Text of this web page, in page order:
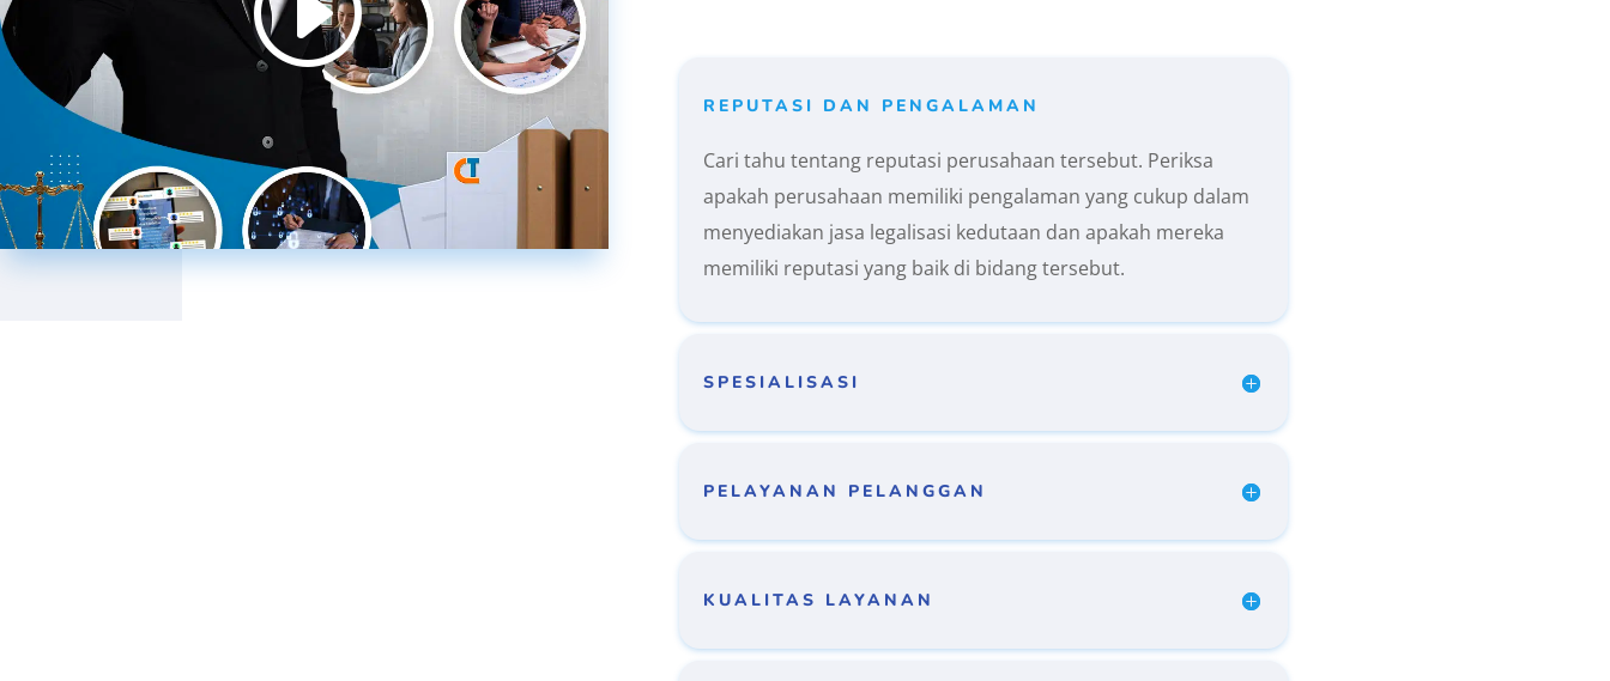
REPUTASI DAN PENGALAMAN
Cari tahu tentang reputasi perusahaan tersebut. Periksa
apakah perusahaan memiliki pengalaman yang cukup dalam
menyediakan jasa legalisasi kedutaan dan apakah mereka
memiliki reputasi yang baik di bidang tersebut.
SPESIALISASI
PELAYANAN PELANGGAN
KUALITAS LAYANAN